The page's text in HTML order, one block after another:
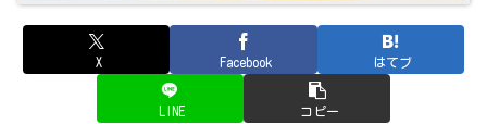
X Facebook はてブ
LINE コピー